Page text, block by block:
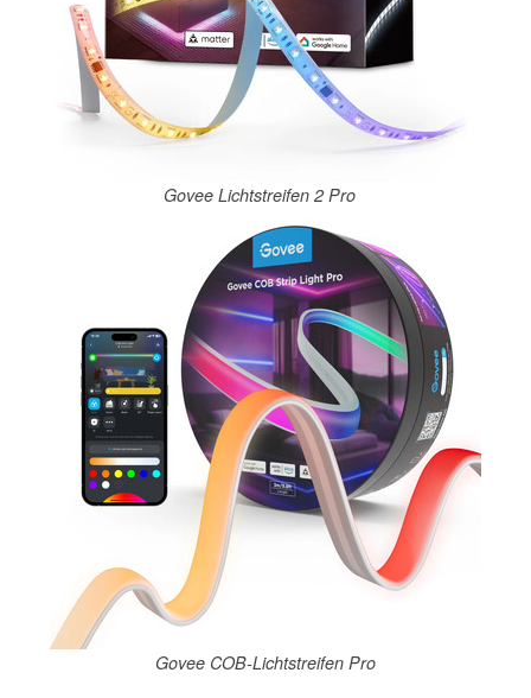
Govee Lichtstreifen 2 Pro
Govee COB-Lichtstreifen Pro